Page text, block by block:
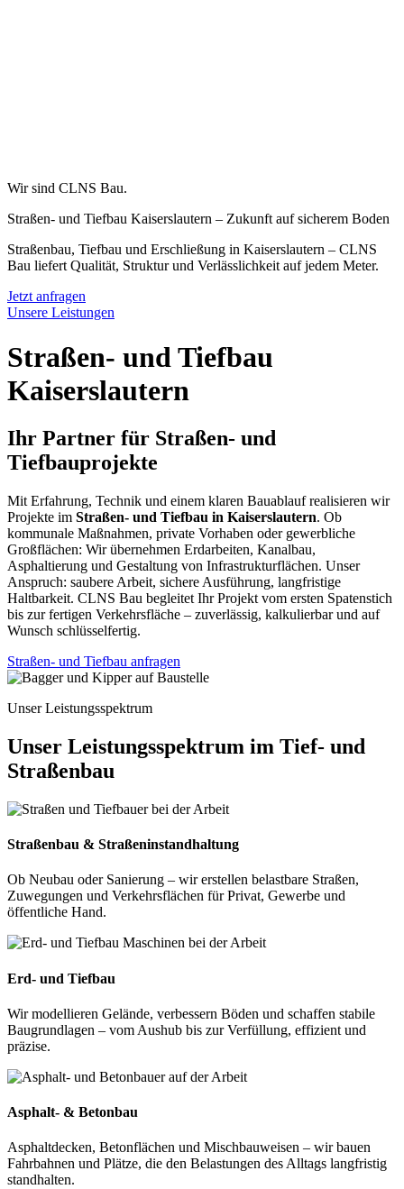
Wir sind CLNS Bau.
Straßen- und Tiefbau Kaiserslautern – Zukunft auf sicherem Boden
Straßenbau, Tiefbau und Erschließung in Kaiserslautern – CLNS
Bau liefert Qualität, Struktur und Verlässlichkeit auf jedem Meter.
Jetzt anfragen
Unsere Leistungen
Straßen- und Tiefbau
Kaiserslautern
Ihr Partner für Straßen- und
Tiefbauprojekte
Mit Erfahrung, Technik und einem klaren Bauablauf realisieren wir
Projekte im Straßen- und Tiefbau in Kaiserslautern. Ob
kommunale Maßnahmen, private Vorhaben oder gewerbliche
Großflächen: Wir übernehmen Erdarbeiten, Kanalbau,
Asphaltierung und Gestaltung von Infrastrukturflächen. Unser
Anspruch: saubere Arbeit, sichere Ausführung, langfristige
Haltbarkeit. CLNS Bau begleitet Ihr Projekt vom ersten Spatenstich
bis zur fertigen Verkehrsfläche – zuverlässig, kalkulierbar und auf
Wunsch schlüsselfertig.
Straßen- und Tiefbau anfragen
Unser Leistungsspektrum
Unser Leistungsspektrum im Tief- und
Straßenbau
Straßenbau & Straßeninstandhaltung
Ob Neubau oder Sanierung – wir erstellen belastbare Straßen,
Zuwegungen und Verkehrsflächen für Privat, Gewerbe und
öffentliche Hand.
Erd- und Tiefbau
Wir modellieren Gelände, verbessern Böden und schaffen stabile
Baugrundlagen – vom Aushub bis zur Verfüllung, effizient und
präzise.
Asphalt- & Betonbau
Asphaltdecken, Betonflächen und Mischbauweisen – wir bauen
Fahrbahnen und Plätze, die den Belastungen des Alltags langfristig
standhalten.